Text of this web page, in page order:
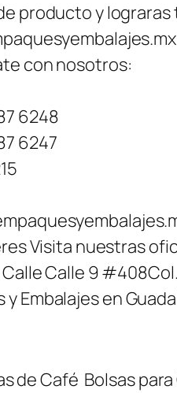
producto y
con nosotros:
6248
6247
Visita nuestras
Calle 9
y Embalajes en
de Café Bolsas